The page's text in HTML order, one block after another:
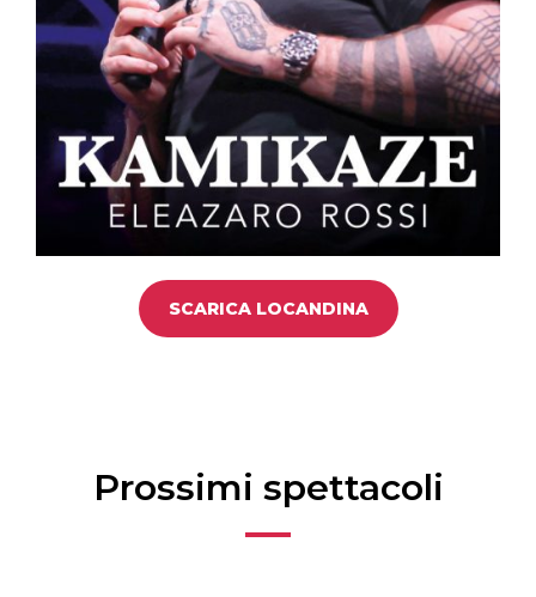
SCARICA LOCANDINA
Prossimi spettacoli